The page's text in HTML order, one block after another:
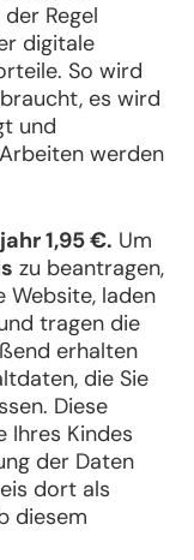
Regel
digitale
So wird
es wird
und
werden
1,95 €. Um
zu beantragen,
Website, laden
tragen die
erhalten
die Sie
Diese
Ihres Kindes
der Daten
dort als
diesem